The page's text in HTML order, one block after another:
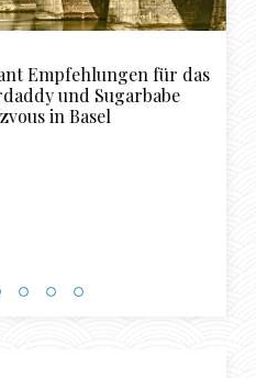
Empfehlungen für das
und Sugarbabe
in Basel